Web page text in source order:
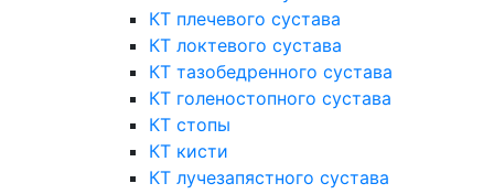
КТ плечевого сустава
КТ локтевого сустава
КТ тазобедренного сустава
КТ голеностопного сустава
КТ стопы
КТ кисти
КТ лучезапястного сустава